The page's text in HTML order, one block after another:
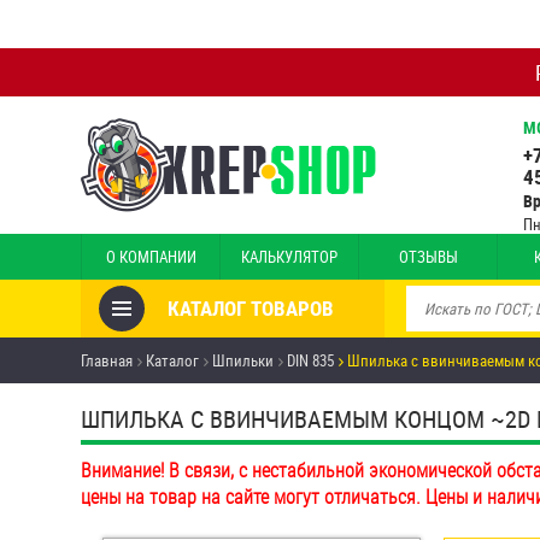
О КОМПАНИИ КАЛЬКУЛЯТОР ОТЗЫВЫ
КАТАЛОГ ТОВАРОВ
Товары со скидкой
Анкеры
Антивандальный крепёж,
инструмент
Болты и винты
Главная Каталог Шпильки DIN 835 Шпилька c ввинчиваемым
ШПИЛЬКА C ВВИНЧИВАЕМЫМ КОНЦОМ ~2D
Внимание! В связи, с нестабильной экономической
цены на товар на сайте могут отличаться. Цены и